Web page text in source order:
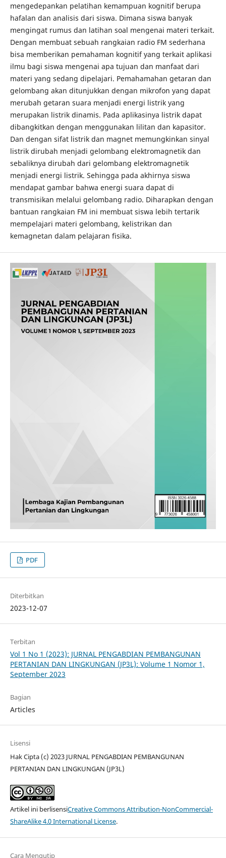
mengedepankan pelatihan kemampuan kognitif berupa
hafalan dan analisis dari siswa. Dimana siswa banyak
mengingat rumus dan latihan soal mengenai materi terkait.
Dengan membuat sebuah rangkaian radio FM sederhana
bisa memberikan pemahaman kognitif yang terkait aplikasi
ilmu bagi siswa mengenai apa tujuan dan manfaat dari
materi yang sedang dipelajari. Pemahamahan getaran dan
gelombang akan ditunjukkan dengan mikrofon yang dapat
merubah getaran suara menjadi energi listrik yang
merupakan listrik dinamis. Pada aplikasinya listrik dapat
dibangkitkan dengan menggunakan lilitan dan kapasitor.
Dan dengan sifat listrik dan magnet memungkinkan sinyal
listrik dirubah menjadi gelombang elektromagnetik dan
sebaliknya dirubah dari gelombang elektromagnetik
menjadi energi listrik. Sehingga pada akhirnya siswa
mendapat gambar bahwa energi suara dapat di
transmisikan melalui gelombang radio. Diharapkan dengan
bantuan rangkaian FM ini membuat siswa lebih tertarik
mempelajari materi gelombang, kelistrikan dan
kemagnetan dalam pelajaran fisika.
PDF
Diterbitkan
2023-12-07
Terbitan
Vol 1 No 1 (2023): JURNAL PENGABDIAN PEMBANGUNAN
PERTANIAN DAN LINGKUNGAN (JP3L): Volume 1 Nomor 1,
September 2023
Bagian
Articles
Lisensi
Hak Cipta (c) 2023 JURNAL PENGABDIAN PEMBANGUNAN
PERTANIAN DAN LINGKUNGAN (JP3L)
Artikel ini berlisensiCreative Commons Attribution-NonCommercial-
ShareAlike 4.0 International License.
Cara Mengutip